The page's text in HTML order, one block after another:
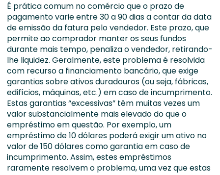
É prática comum no comércio que o prazo de
pagamento varie entre 30 a 90 dias a contar da data
de emissão da fatura pelo vendedor. Este prazo, que
permite ao comprador manter os seus fundos
durante mais tempo, penaliza o vendedor, retirando-
lhe liquidez. Geralmente, este problema é resolvida
com recurso a financiamento bancário, que exige
garantias sobre ativos duradouros (ou seja, fábricas,
edifícios, máquinas, etc.) em caso de incumprimento.
Estas garantias “excessivas” têm muitas vezes um
valor substancialmente mais elevado do que o
empréstimo em questão. Por exemplo, um
empréstimo de 10 dólares poderá exigir um ativo no
valor de 150 dólares como garantia em caso de
incumprimento. Assim, estes empréstimos
raramente resolvem o problema, uma vez que estas